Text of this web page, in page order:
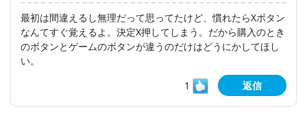
最初は間違えるし無理だって思ってたけど、慣れたらXボタン
なんてすぐ覚えるよ。決定X押してしまう。だから購入のとき
のボタンとゲームのボタンが違うのだけはどうにかしてほし
い。
1
返信